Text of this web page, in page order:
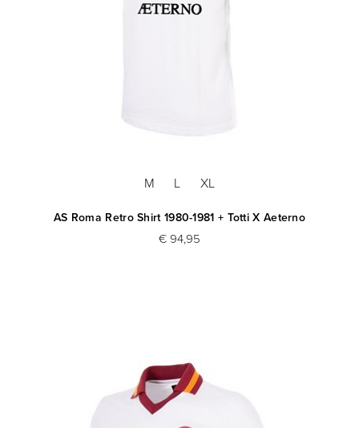
M L XL
AS Roma Retro Shirt 1980-1981 + Totti X Aeterno
€ 94,95